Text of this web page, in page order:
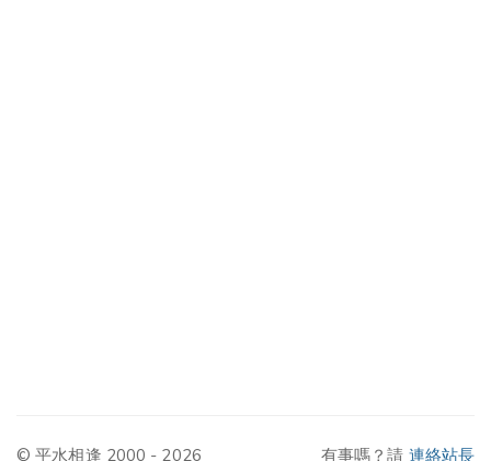
© 平水相逢 2000 - 2026 有事嗎？請 連絡站長